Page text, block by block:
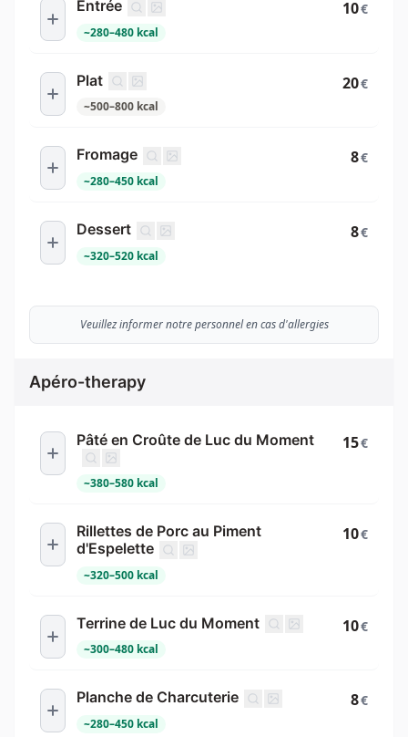
Entrée
~280–480 kcal
10€
Plat
~500–800 kcal
20€
Fromage
~280–450 kcal
8€
Dessert
~320–520 kcal
8€
Veuillez informer notre personnel en cas d'allergies
Apéro-therapy
Pâté en Croûte de Luc du Moment
~380–580 kcal
15€
Rillettes de Porc au Piment
d'Espelette
~320–500 kcal
10€
Terrine de Luc du Moment
~300–480 kcal
10€
Planche de Charcuterie
~280–450 kcal
8€